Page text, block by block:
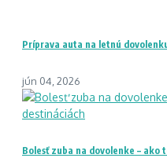
Príprava auta na letnú
jún 04, 2026
Bolesť zuba na dovolenke – ako